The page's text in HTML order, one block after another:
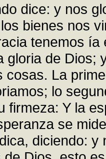
dice: y nos
bienes nos
tenemos
gloria de Dios;
cosas. La
lo
firmeza: Y la
se
diciendo: